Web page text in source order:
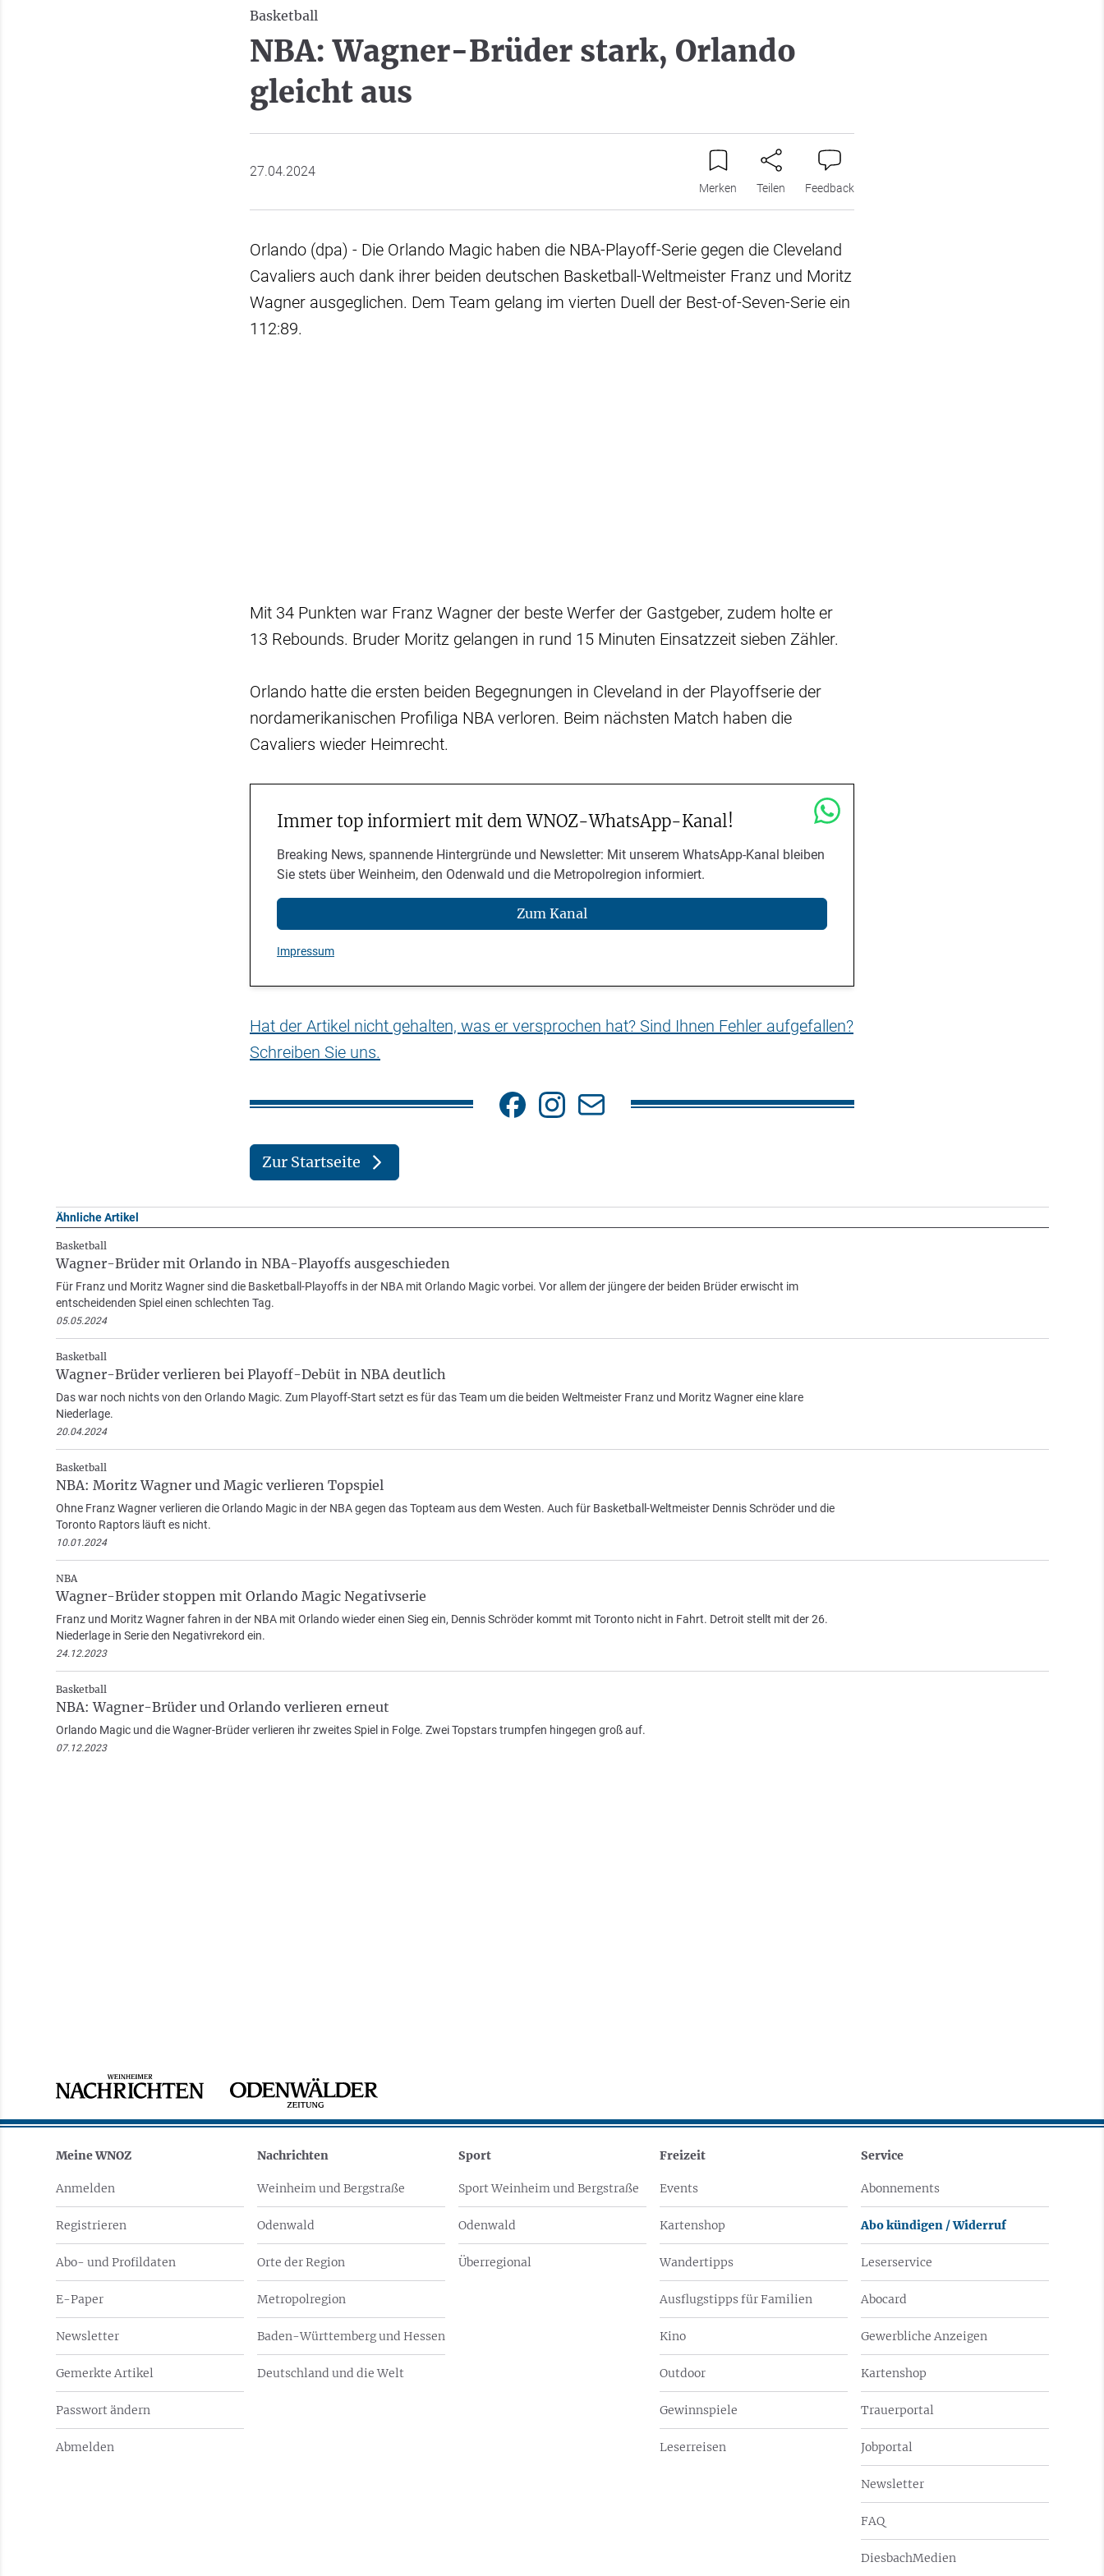
Basketball
NBA: Wagner-Brüder stark, Orlando
gleicht aus
27.04.2024
Merken Teilen Feedback
Orlando (dpa) - Die Orlando Magic haben die NBA-Playoff-Serie gegen die Cleveland
Cavaliers auch dank ihrer beiden deutschen Basketball-Weltmeister Franz und Moritz
Wagner ausgeglichen. Dem Team gelang im vierten Duell der Best-of-Seven-Serie ein
112:89.
Mit 34 Punkten war Franz Wagner der beste Werfer der Gastgeber, zudem holte er
13 Rebounds. Bruder Moritz gelangen in rund 15 Minuten Einsatzzeit sieben Zähler.
Orlando hatte die ersten beiden Begegnungen in Cleveland in der Playoffserie der
nordamerikanischen Profiliga NBA verloren. Beim nächsten Match haben die
Cavaliers wieder Heimrecht.
Immer top informiert mit dem WNOZ-WhatsApp-Kanal!
Breaking News, spannende Hintergründe und Newsletter: Mit unserem WhatsApp-Kanal bleiben
Sie stets über Weinheim, den Odenwald und die Metropolregion informiert.
Zum Kanal
Impressum
Hat der Artikel nicht gehalten, was er versprochen hat? Sind Ihnen Fehler aufgefallen?
Schreiben Sie uns.
Zur Startseite
Ähnliche Artikel
Basketball
Wagner-Brüder mit Orlando in NBA-Playoffs ausgeschieden
Für Franz und Moritz Wagner sind die Basketball-Playoffs in der NBA mit Orlando Magic vorbei. Vor allem der jüngere der beiden Brüder erwischt im
entscheidenden Spiel einen schlechten Tag.
05.05.2024
Basketball
Wagner-Brüder verlieren bei Playoff-Debüt in NBA deutlich
Das war noch nichts von den Orlando Magic. Zum Playoff-Start setzt es für das Team um die beiden Weltmeister Franz und Moritz Wagner eine klare
Niederlage.
20.04.2024
Basketball
NBA: Moritz Wagner und Magic verlieren Topspiel
Ohne Franz Wagner verlieren die Orlando Magic in der NBA gegen das Topteam aus dem Westen. Auch für Basketball-Weltmeister Dennis Schröder und die
Toronto Raptors läuft es nicht.
10.01.2024
NBA
Wagner-Brüder stoppen mit Orlando Magic Negativserie
Franz und Moritz Wagner fahren in der NBA mit Orlando wieder einen Sieg ein, Dennis Schröder kommt mit Toronto nicht in Fahrt. Detroit stellt mit der 26.
Niederlage in Serie den Negativrekord ein.
24.12.2023
Basketball
NBA: Wagner-Brüder und Orlando verlieren erneut
Orlando Magic und die Wagner-Brüder verlieren ihr zweites Spiel in Folge. Zwei Topstars trumpfen hingegen groß auf.
07.12.2023
Meine WNOZ
Anmelden
Registrieren
Abo- und Profildaten
E-Paper
Newsletter
Gemerkte Artikel
Passwort ändern
Abmelden
Nachrichten
Weinheim und Bergstraße
Odenwald
Orte der Region
Metropolregion
Baden-Württemberg und Hessen
Deutschland und die Welt
Sport
Sport Weinheim und Bergstraße
Odenwald
Überregional
Freizeit
Events
Kartenshop
Wandertipps
Ausflugstipps für Familien
Kino
Outdoor
Gewinnspiele
Leserreisen
Service
Abonnements
Abo kündigen / Widerruf
Leserservice
Abocard
Gewerbliche Anzeigen
Kartenshop
Trauerportal
Jobportal
Newsletter
FAQ
DiesbachMedien